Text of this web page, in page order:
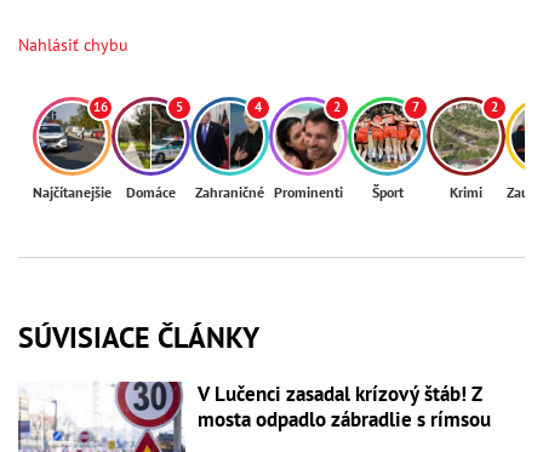
Nahlásiť chybu
16
Najčítanejšie
5
Domáce
4
Zahraničné
2
Prominenti
7
Šport
2
Krimi
SÚVISIACE ČLÁNKY
V Lučenci zasadal krízový štáb! Z
mosta odpadlo zábradlie s rímsou